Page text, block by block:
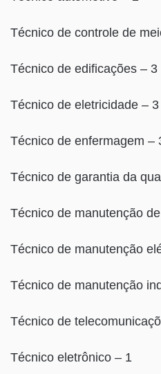
Técnico de controle de
Técnico de edificações – 3
Técnico de eletricidade – 3
Técnico de enfermagem –
Técnico de garantia da
Técnico de manutenção
Técnico de manutenção
Técnico de manutenção
Técnico de
Técnico eletrônico – 1